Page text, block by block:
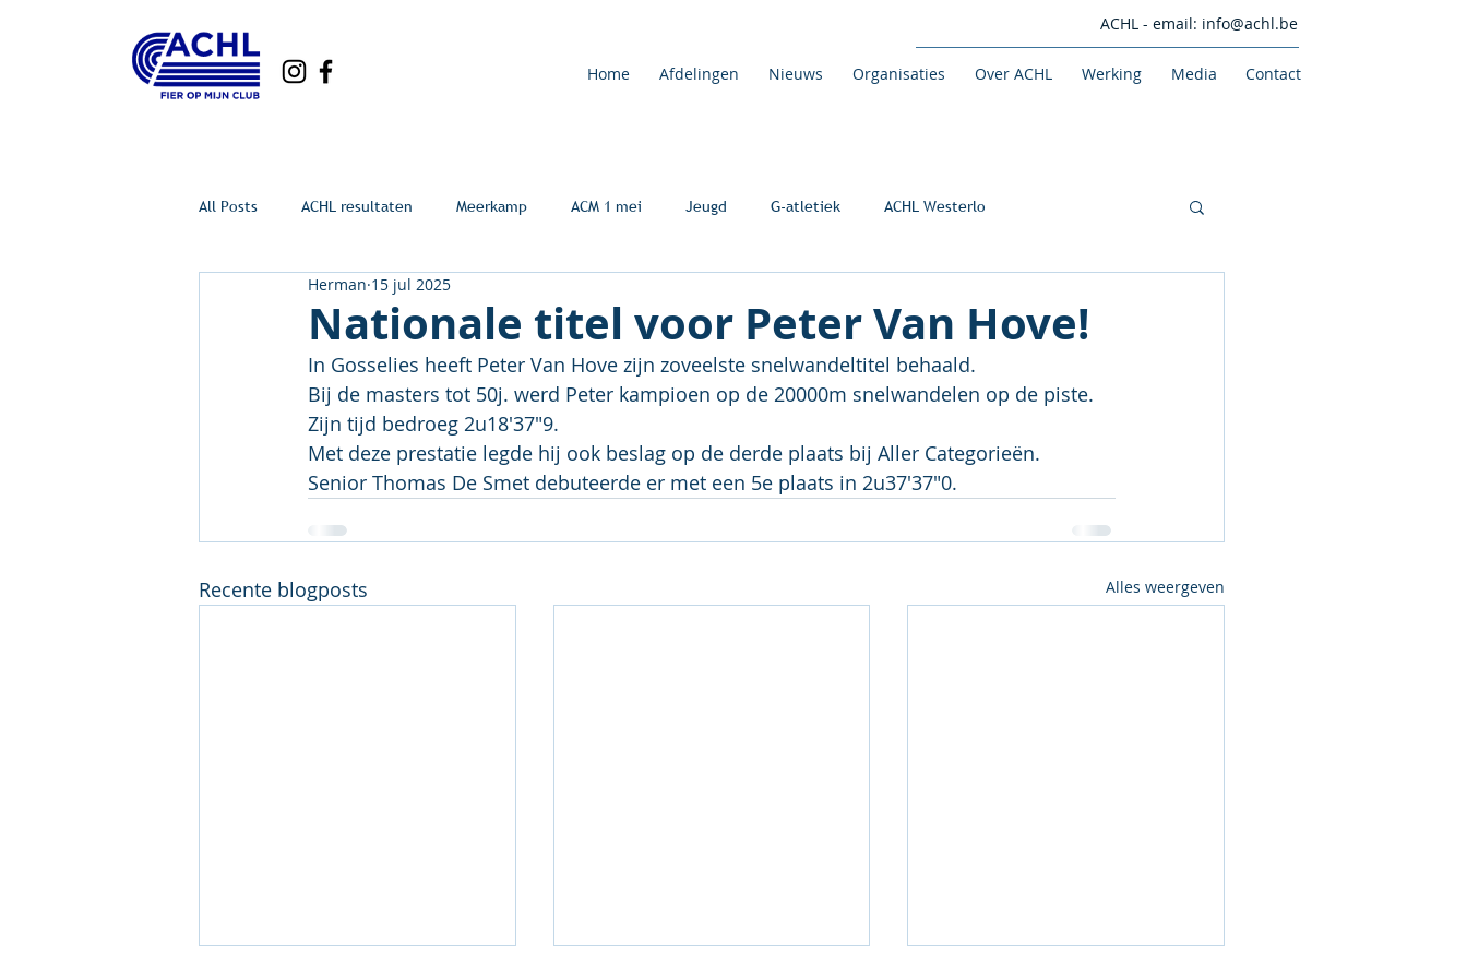
ACHL - email: info@achl.be
Home Afdelingen Nieuws Organisaties Over ACHL Werking Media Contact
All Posts ACHL resultaten Meerkamp ACM 1 mei Jeugd G-atletiek ACHL Westerlo
Nationale titel voor Peter Van Hove!
Herman 15 jul 2025
In Gosselies heeft Peter Van Hove zijn zoveelste snelwandeltitel behaald.
Bij de masters tot 50j. werd Peter kampioen op de 20000m snelwandelen op de piste.
Zijn tijd bedroeg 2u18'37"9.
Met deze prestatie legde hij ook beslag op de derde plaats bij Aller Categorieën.
Senior Thomas De Smet debuteerde er met een 5e plaats in 2u37'37"0.
Recente blogposts Alles weergeven